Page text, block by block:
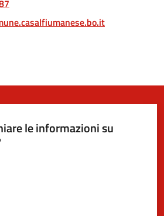
le informazioni su